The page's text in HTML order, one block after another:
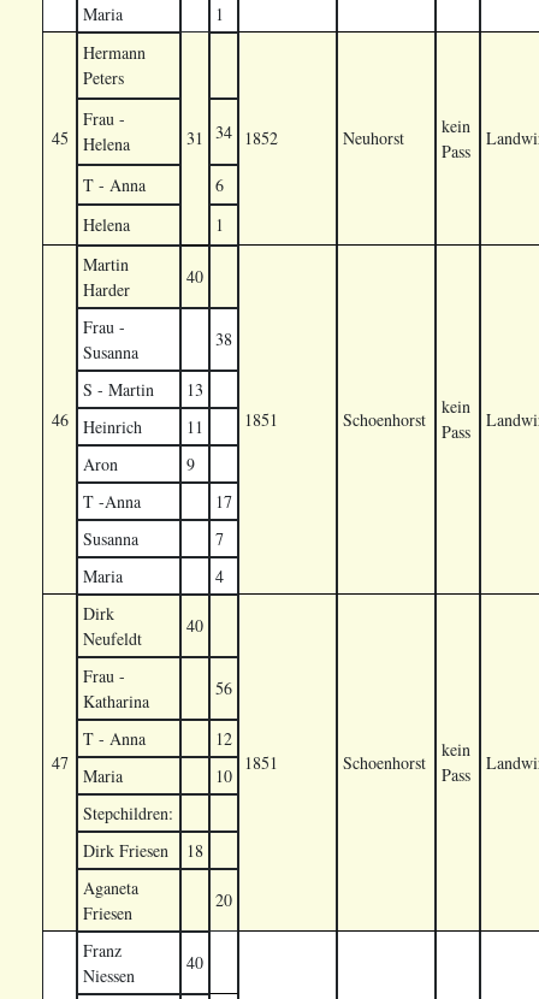
Maria 1
45
Hermann
Peters
31 1852 Neuhorst
kein
Pass
Frau -
Helena
34
T - Anna
6
Helena
1
46
Martin
Harder
40
1851 Schoenhorst
kein
Pass
Frau -
Susanna
38
S - Martin
13
Heinrich
11
Aron
9
T -Anna
17
Susanna
7
Maria
4
47
Dirk
Neufeldt
40
1851 Schoenhorst
kein
Pass
Frau -
Katharina
56
T - Anna
12
Maria
10
Stepchildren:
Dirk Friesen
18
Aganeta
Friesen
20
Franz
Niessen
40